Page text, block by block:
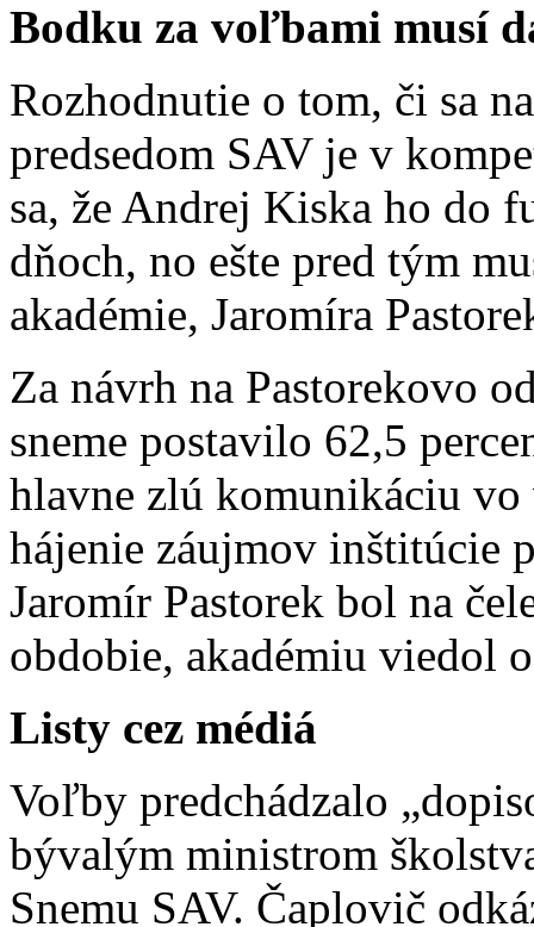
Bodku za voľbami musí
Rozhodnutie o tom, či sa
predsedom SAV je v
sa, že Andrej Kiska ho do
dňoch, no ešte pred tým
akadémie, Jaromíra
Za návrh na Pastorekovo
sneme postavilo 62,5
hlavne zlú komunikáciu vo
hájenie záujmov inštitúcie
Jaromír Pastorek bol na
obdobie, akadémiu viedol
Listy cez médiá
Voľby predchádzalo
bývalým ministrom
Snemu SAV. Čaplovič